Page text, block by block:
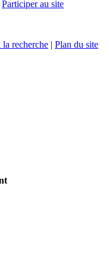
Participer au site
recherche | Plan du site